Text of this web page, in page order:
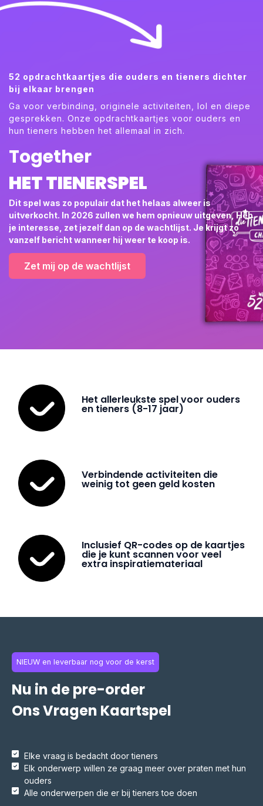
52 opdrachtkaartjes die ouders en tieners dichter
bij elkaar brengen
Ga voor verbinding, originele activiteiten, lol en diepe
gesprekken. Onze opdrachtkaartjes voor ouders en
hun tieners hebben het allemaal in zich.
Together
HET TIENERSPEL
Dit spel was zo populair dat het helaas alweer is
uitverkocht. In 2026 zullen we hem opnieuw uitgeven, Heb
je interesse, zet jezelf dan op de wachtlijst. Je krijgt zo
vanzelf bericht wanneer hij weer te koop is.
Zet mij op de wachtlijst
Het allerleukste spel voor ouders
en tieners (8-17 jaar)
Verbindende activiteiten die
weinig tot geen geld kosten
Inclusief QR-codes op de kaartjes
die je kunt scannen voor veel
extra inspiratiemateriaal
NIEUW en leverbaar nog voor de kerst
Nu in de pre-order
Ons Vragen Kaartspel
Elke vraag is bedacht door tieners
Elk onderwerp willen ze graag meer over praten met hun
ouders
Alle onderwerpen die er bij tieners toe doen